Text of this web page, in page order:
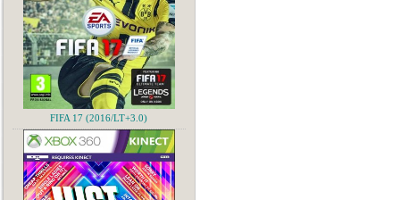
FIFA 17 (2016/LT+3.0)